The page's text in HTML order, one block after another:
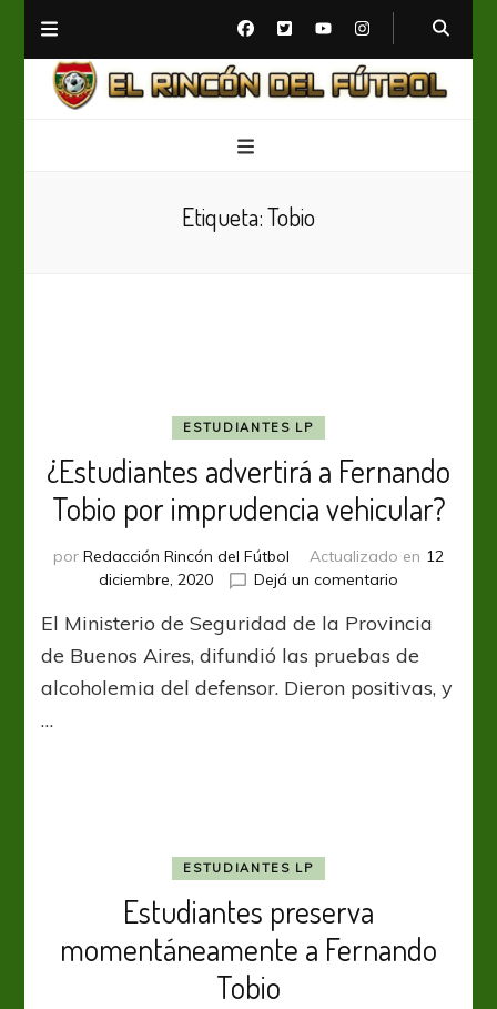
Etiqueta:Tobio
ESTUDIANTES LP
¿Estudiantes advertirá a Fernando
Tobio por imprudencia vehicular?
por Redacción Rincón del Fútbol Actualizado en 12
diciembre, 2020
Dejá un comentario
advertirá
a
Tobio
El Ministerio de Seguridad de la Provincia
de Buenos Aires, difundió las pruebas de
alcoholemia del defensor. Dieron positivas, y
…
ESTUDIANTES LP
Estudiantes preserva
momentáneamente a Fernando
Tobio